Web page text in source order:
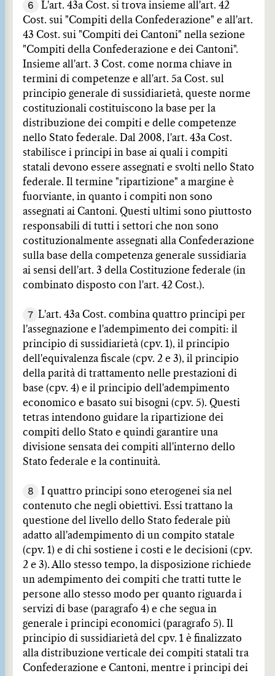
6
L'art. 43a Cost. si trova insieme all'art. 42
Cost. sui "Compiti della Confederazione" e all'art.
43 Cost. sui "Compiti dei Cantoni" nella sezione
"Compiti della Confederazione e dei Cantoni".
Insieme all'art. 3 Cost. come norma chiave in
termini di competenze e all'art. 5a Cost. sul
principio generale di sussidiarietà, queste norme
costituzionali costituiscono la base per la
distribuzione dei compiti e delle competenze
nello Stato federale. Dal 2008, l'art. 43a Cost.
stabilisce i principi in base ai quali i compiti
statali devono essere assegnati e svolti nello Stato
federale. Il termine "ripartizione" a margine è
fuorviante, in quanto i compiti non sono
assegnati ai Cantoni. Questi ultimi sono piuttosto
responsabili di tutti i settori che non sono
costituzionalmente assegnati alla Confederazione
sulla base della competenza generale sussidiaria
ai sensi dell'art. 3 della Costituzione federale (in
combinato disposto con l'art. 42 Cost.).
7
L'art. 43a Cost. combina quattro principi per
l'assegnazione e l'adempimento dei compiti: il
principio di sussidiarietà (cpv. 1), il principio
dell'equivalenza fiscale (cpv. 2 e 3), il principio
della parità di trattamento nelle prestazioni di
base (cpv. 4) e il principio dell'adempimento
economico e basato sui bisogni (cpv. 5). Questi
tetras intendono guidare la ripartizione dei
compiti dello Stato e quindi garantire una
divisione sensata dei compiti all'interno dello
Stato federale e la continuità.
8
I quattro principi sono eterogenei sia nel
contenuto che negli obiettivi. Essi trattano la
questione del livello dello Stato federale più
adatto all'adempimento di un compito statale
(cpv. 1) e di chi sostiene i costi e le decisioni (cpv.
2 e 3). Allo stesso tempo, la disposizione richiede
un adempimento dei compiti che tratti tutte le
persone allo stesso modo per quanto riguarda i
servizi di base (paragrafo 4) e che segua in
generale i principi economici (paragrafo 5). Il
principio di sussidiarietà del cpv. 1 è finalizzato
alla distribuzione verticale dei compiti statali tra
Confederazione e Cantoni, mentre i principi dei